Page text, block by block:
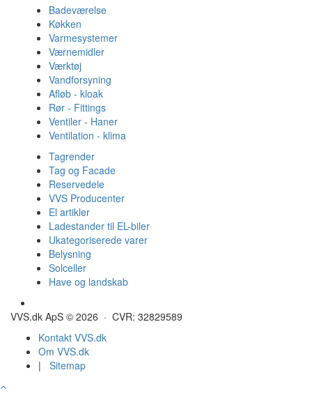
Badeværelse
Køkken
Varmesystemer
Værnemidler
Værktøj
Vandforsyning
Afløb - kloak
Rør - Fittings
Ventiler - Haner
Ventilation - klima
Tagrender
Tag og Facade
Reservedele
VVS Producenter
El artikler
Ladestander til EL-biler
Ukategoriserede varer
Belysning
Solceller
Have og landskab
VVS.dk ApS © 2026 · CVR: 32829589
Kontakt VVS.dk
Om VVS.dk
| Sitemap